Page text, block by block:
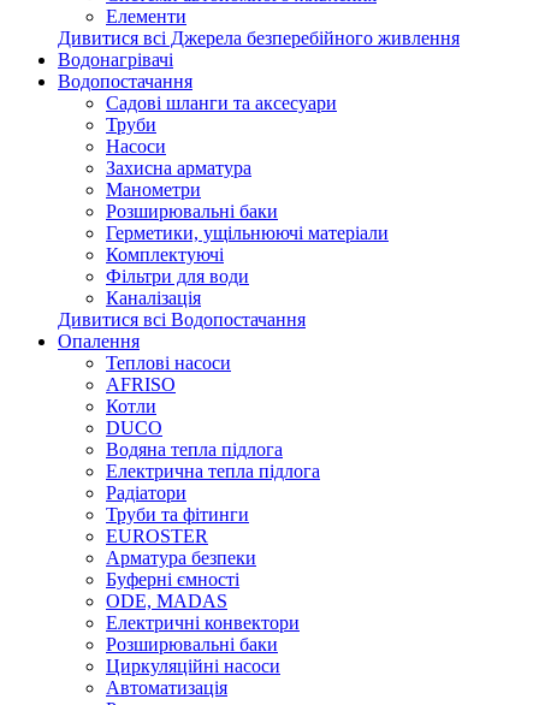
Елементи
Дивитися всі Джерела безперебійного живлення
Водонагрівачі
Водопостачання
Садові шланги та аксесуари
Труби
Насоси
Захисна арматура
Манометри
Розширювальні баки
Герметики, ущільнюючі матеріали
Комплектуючі
Фільтри для води
Каналізація
Дивитися всі Водопостачання
Опалення
Теплові насоси
AFRISO
Котли
DUCO
Водяна тепла підлога
Електрична тепла підлога
Радіатори
Труби та фітинги
EUROSTER
Арматура безпеки
Буферні ємності
ODE, MADAS
Електричні конвектори
Розширювальні баки
Циркуляційні насоси
Автоматизація